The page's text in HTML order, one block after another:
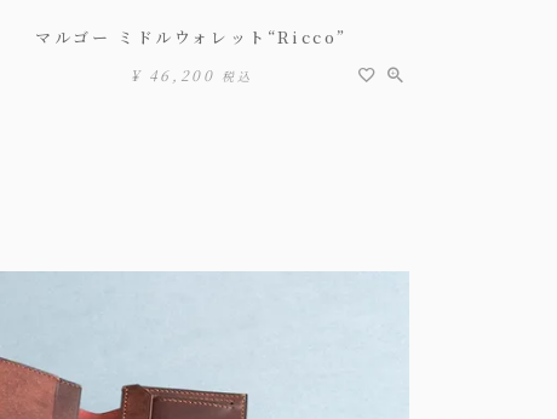
マルゴー ミドルウォレット“Ricco”
¥ 46,200 税込